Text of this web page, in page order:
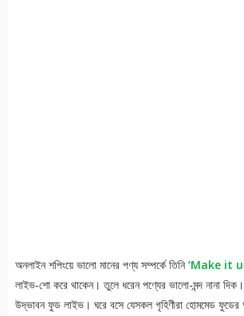
অনলাইন শপিংয়ে ভালো মানের পণ্য সম্পর্কে তিনি ‘Make it
লাইভ-শো করে থাকেন। তুলে ধরেন পণ্যের ভালো-মন্দ নানা
উদ্ভাবন ফুড লাইভ। ঘরে বসে যেসকল গৃহিণীরা হোমমেড ফুডের